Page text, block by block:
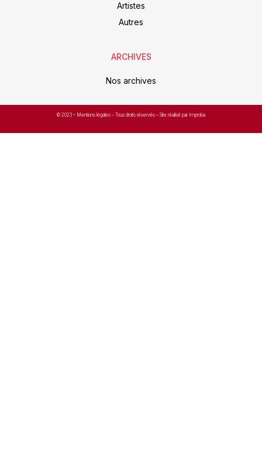
Artistes
Autres
ARCHIVES
Nos archives
© 2023 – Mentions légales – Tous droits réservés – Site réalisé par Improba